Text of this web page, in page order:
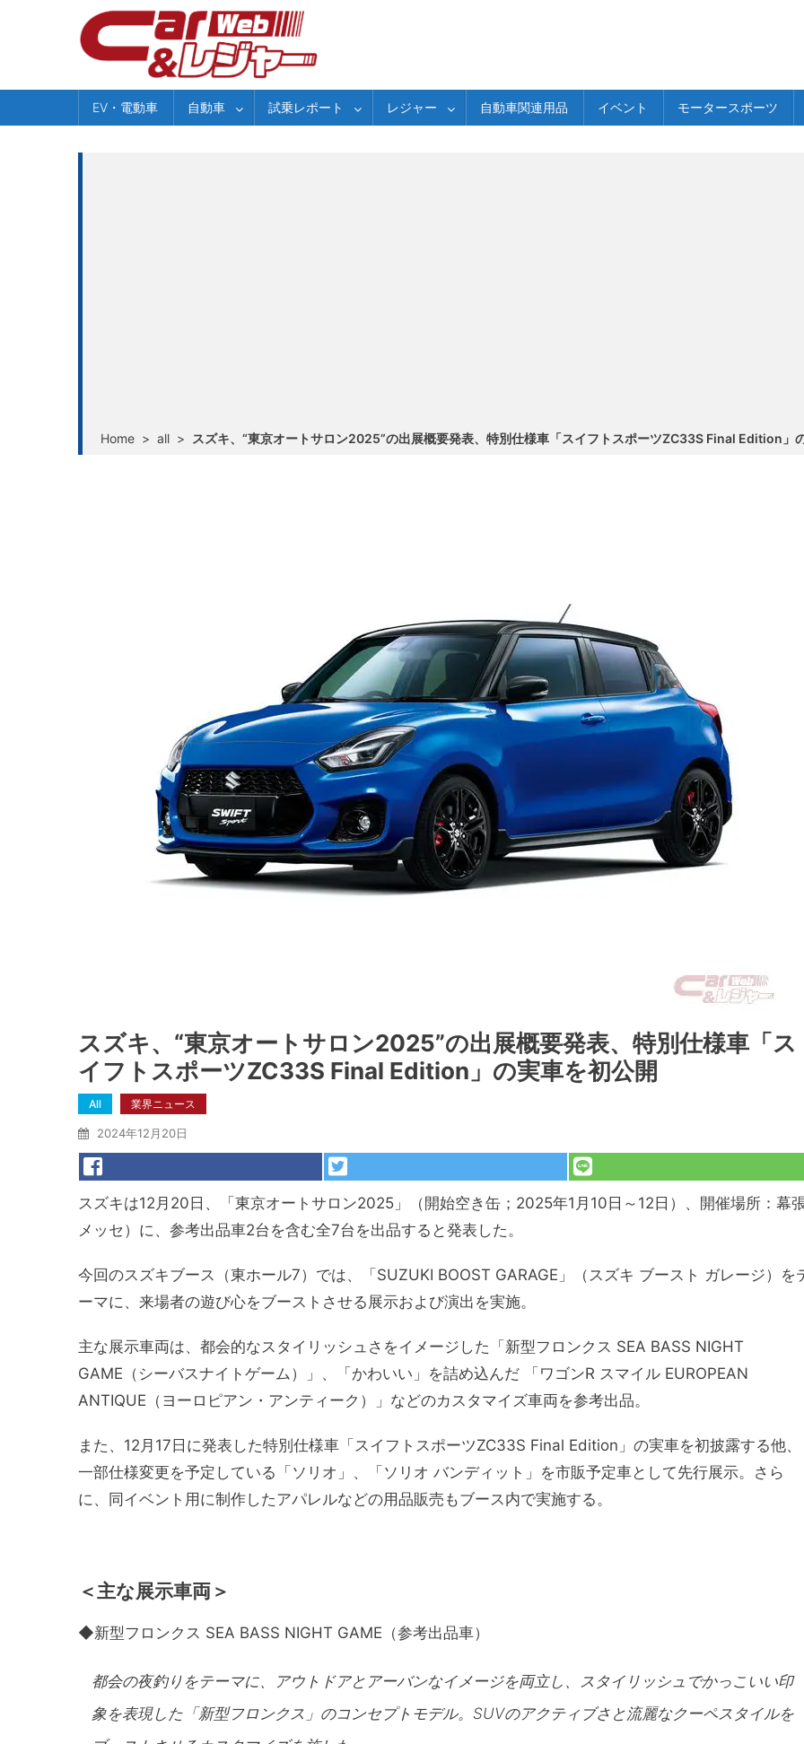
EV・電動車 自動車 試乗レポート レジャー 自動車関連用品 イベント モータースポーツ
Home > all > スズキ、“東京オートサロン2025”の出展概要発表、特別仕様車「スイフトスポーツZC33S Final Edition」
スズキ、“東京オートサロン2025”の出展概要発表、特別仕様車「ス
イフトスポーツZC33S Final Edition」の実車を初公開
All 業界ニュース
2024年12月20日
スズキは12月20日、「東京オートサロン2025」（開始空き缶；2025年1月10日～12日）、開催場所：幕
メッセ）に、参考出品車2台を含む全7台を出品すると発表した。
今回のスズキブース（東ホール7）では、「SUZUKI BOOST GARAGE」（スズキ ブースト ガレージ）を
ーマに、来場者の遊び心をブーストさせる展示および演出を実施。
主な展示車両は、都会的なスタイリッシュさをイメージした「新型フロンクス SEA BASS NIGHT
GAME（シーバスナイトゲーム）」、「かわいい」を詰め込んだ 「ワゴンR スマイル EUROPEAN
ANTIQUE（ヨーロピアン・アンティーク）」などのカスタマイズ車両を参考出品。
また、12月17日に発表した特別仕様車「スイフトスポーツZC33S Final Edition」の実車を初披露する他、
一部仕様変更を予定している「ソリオ」、「ソリオ バンディット」を市販予定車として先行展示。さら
に、同イベント用に制作したアパレルなどの用品販売もブース内で実施する。
＜主な展示車両＞
◆新型フロンクス SEA BASS NIGHT GAME（参考出品車）
都会の夜釣りをテーマに、アウトドアとアーバンなイメージを両立し、スタイリッシュでかっこいい印
象を表現した「新型フロンクス」のコンセプトモデル。SUVのアクティブさと流麗なクーペスタイルを